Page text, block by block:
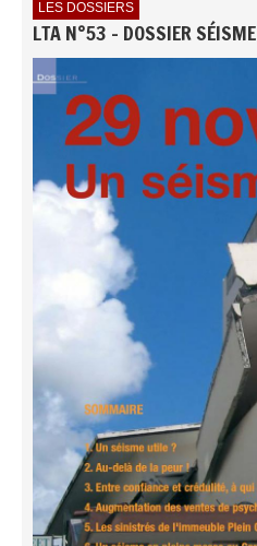
LES DOSSIERS
LTA N°53 - DOSSIER SÉISME